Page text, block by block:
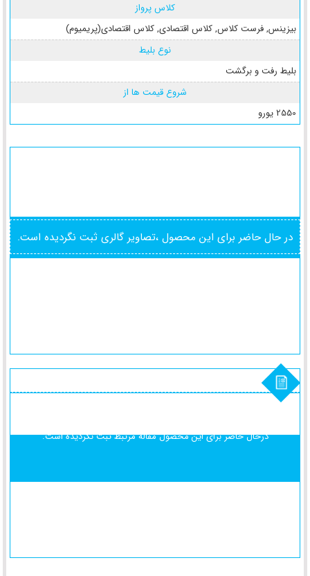
کلاس پرواز
بیزینس, فرست کلاس, کلاس اقتصادی, کلاس اقتصادی(پریمیوم)
نوع بلیط
بلیط رفت و برگشت
شروع قیمت ها از
2550 یورو
در حال حاضر برای این محصول ،تصاویر گالری ثبت نگردیده است.
درحال حاضر برای این محصولمقاله مرتبط ثبت نگردیده است.